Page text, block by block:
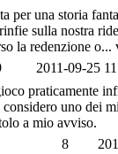
per una storia
sulla nostra
la redenzione o...
2011-09-25
praticamente
uno dei
a mio avviso.
8